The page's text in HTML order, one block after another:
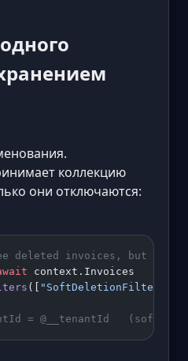
коллекцию
они отключаются:
deleted invoices, but
context.Invoices
([ "SoftDeletionFilter"
= @__tenantId   (soft-